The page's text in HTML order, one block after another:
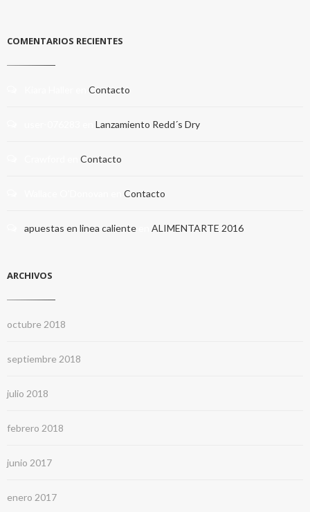
COMENTARIOS RECIENTES
Contacto
Lanzamiento Redd´s Dry
Contacto
Contacto
apuestas en linea caliente ALIMENTARTE 2016
ARCHIVOS
octubre 2018
septiembre 2018
julio 2018
febrero 2018
junio 2017
enero 2017